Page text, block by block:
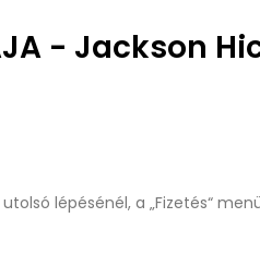
- Jackson
lépésénél, a „Fizetés“